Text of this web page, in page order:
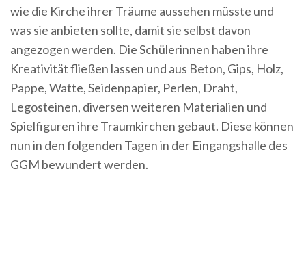
wie die Kirche ihrer Träume aussehen müsste und
was sie anbieten sollte, damit sie selbst davon
angezogen werden. Die Schülerinnen haben ihre
Kreativität fließen lassen und aus Beton, Gips, Holz,
Pappe, Watte, Seidenpapier, Perlen, Draht,
Legosteinen, diversen weiteren Materialien und
Spielfiguren ihre Traumkirchen gebaut. Diese können
nun in den folgenden Tagen in der Eingangshalle des
GGM bewundert werden.